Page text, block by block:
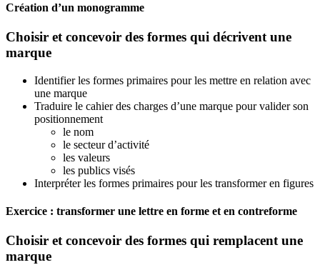
Création d’un monogramme
Choisir et concevoir des formes qui décrivent une
marque
Identifier les formes primaires pour les mettre en relation avec
une marque
Traduire le cahier des charges d’une marque pour valider son
positionnement
le nom
le secteur d’activité
les valeurs
les publics visés
Interpréter les formes primaires pour les transformer en figures
Exercice : transformer une lettre en forme et en contreforme
Choisir et concevoir des formes qui remplacent une
marque